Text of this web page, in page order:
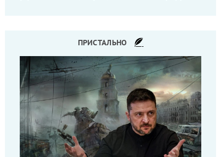
ПРИСТАЛЬНО